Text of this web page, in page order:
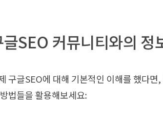
SEO 커뮤니티와의 정
구글SEO에 대해 기본적인 이해를 했다
법들을 활용해보세요: